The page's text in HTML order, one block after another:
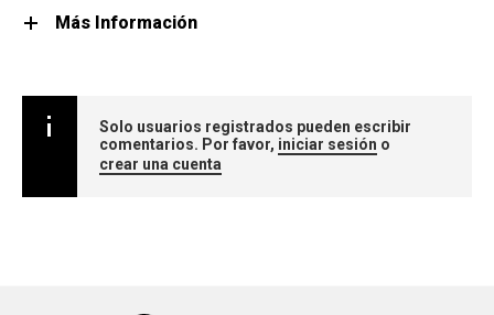
Más Información
Solo usuarios registrados pueden escribir
comentarios. Por favor, iniciar sesión o
crear una cuenta